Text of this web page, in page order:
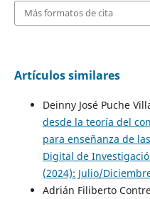
Más formatos de cita
Artículos similares
Deinny José Puche
desde la teoría del
para enseñanza de
Digital de
(2024): Julio/
Adrián Filiberto